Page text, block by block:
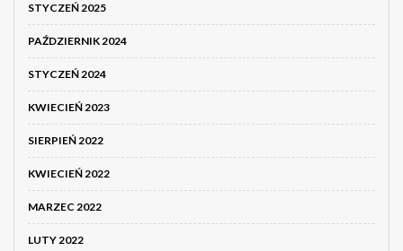
STYCZEŃ 2025
PAŹDZIERNIK 2024
STYCZEŃ 2024
KWIECIEŃ 2023
SIERPIEŃ 2022
KWIECIEŃ 2022
MARZEC 2022
LUTY 2022